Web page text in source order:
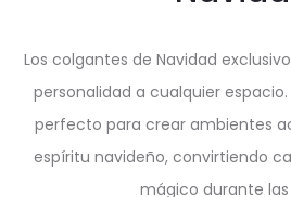
Los colgantes de Navidad
personalidad a cualquier
perfecto para crear ambientes
espíritu navideño, convirtiendo
mágico durante